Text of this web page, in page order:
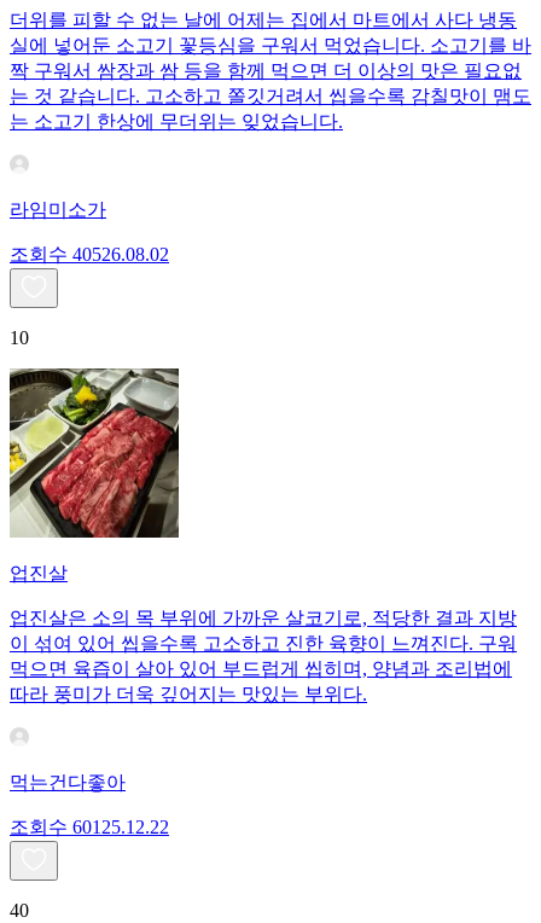
더위를 피할 수 없는 날에 어제는 집에서 마트에서 사다 냉동
실에 넣어둔 소고기 꽃등심을 구워서 먹었습니다. 소고기를 바
짝 구워서 쌈장과 쌈 등을 함께 먹으면 더 이상의 맛은 필요없
는 것 같습니다. 고소하고 쫄깃거려서 씹을수록 감칠맛이 맴도
는 소고기 한상에 무더위는 잊었습니다.
라임미소가
조회수 40526.08.02
10
업진살
업진살은 소의 목 부위에 가까운 살코기로, 적당한 결과 지방
이 섞여 있어 씹을수록 고소하고 진한 육향이 느껴진다. 구워
먹으면 육즙이 살아 있어 부드럽게 씹히며, 양념과 조리법에
따라 풍미가 더욱 깊어지는 맛있는 부위다.
먹는건다좋아
조회수 601 25.12.22
40